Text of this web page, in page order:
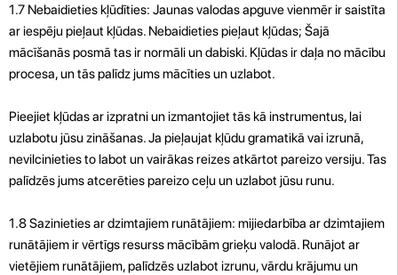
1.7 Nebaidieties kļūdīties: Jaunas valodas apguve vienmēr ir saistīta
ar iespēju pieļaut kļūdas. Nebaidieties pieļaut kļūdas; Šajā
mācīšanās posmā tas ir normāli un dabiski. Kļūdas ir daļa no mācību
procesa, un tās palīdz jums mācīties un uzlabot.
Pieejiet kļūdas ar izpratni un izmantojiet tās kā instrumentus, lai
uzlabotu jūsu zināšanas. Ja pieļaujat kļūdu gramatikā vai izrunā,
nevilcinieties to labot un vairākas reizes atkārtot pareizo versiju. Tas
palīdzēs jums atcerēties pareizo ceļu un uzlabot jūsu runu.
1.8 Sazinieties ar dzimtajiem runātājiem: mijiedarbība ar dzimtajiem
runātājiem ir vērtīgs resurss mācībām grieķu valodā. Runājot ar
vietējiem runātājiem, palīdzēs uzlabot izrunu, vārdu krājumu un